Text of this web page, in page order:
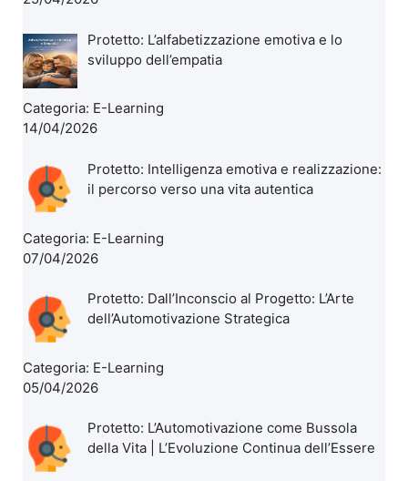
Protetto: L’alfabetizzazione emotiva e lo
sviluppo dell’empatia
Categoria: E-Learning
14/04/2026
Protetto: Intelligenza emotiva e realizzazione:
il percorso verso una vita autentica
Categoria: E-Learning
07/04/2026
Protetto: Dall’Inconscio al Progetto: L’Arte
dell’Automotivazione Strategica
Categoria: E-Learning
05/04/2026
Protetto: L’Automotivazione come Bussola
della Vita | L’Evoluzione Continua dell’Essere